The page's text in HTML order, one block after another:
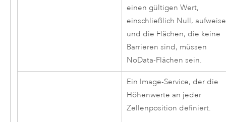
einen gültigen Wert,
einschließlich Null,
und die Flächen, die keine
Barrieren sind, müssen
NoData-Flächen sein.
Ein Image-Service, der die
Höhenwerte an jeder
Zellenposition definiert.